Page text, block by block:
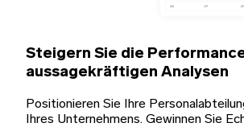
Steigern Sie die
aussagekräftigen Analysen
Positionieren Sie Ihre
Ihres Unternehmens. Gewinnen Sie